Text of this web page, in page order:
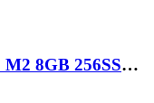
LAPTOP MACBOOK AIR 2023 M2 8GB 256SSD 15″